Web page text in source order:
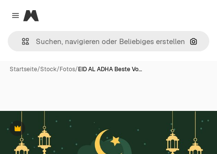
Close menu
Magnific
Nach
Startseite/Stock/Fotos/EID AL ADHA Beste Vo…
Premium